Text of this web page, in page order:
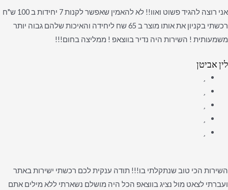
אני רוצה להגיד פשוט ואוו!! לא להאמין שאפשר לקנות 7 יחידות ב 100 ש"ח
רכשתי בקניון את אותו מוצר ב 65 שח ליחידה והאיכות שלהם גבוה יותר
משמעותית ! השירות היה נדיר בווצאפ ! ממליצה בחום!!!
לין אביטן
השירות הכי טוב שנתקלתי בו!!! תודה ענקית לכם רכשתי ישירות באתר
ועברתי לצאט מול נציג בווצאפ הכל היה מושלם נשארתי ללא מילים אתם